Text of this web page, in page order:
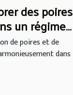
des poires
un régime
de poires et de
dans